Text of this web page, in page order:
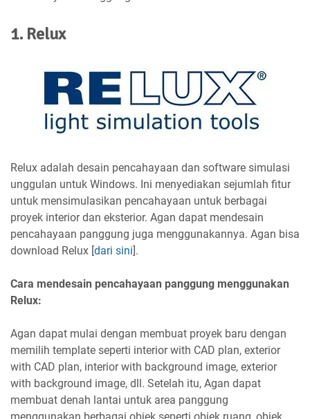
1. Relux
Relux adalah desain pencahayaan dan software simulasi
unggulan untuk Windows. Ini menyediakan sejumlah fitur
untuk mensimulasikan pencahayaan untuk berbagai
proyek interior dan eksterior. Agan dapat mendesain
pencahayaan panggung juga menggunakannya. Agan bisa
download Relux [dari sini].
Cara mendesain pencahayaan panggung menggunakan
Relux:
Agan dapat mulai dengan membuat proyek baru dengan
memilih template seperti interior with CAD plan, exterior
with CAD plan, interior with background image, exterior
with background image, dll. Setelah itu, Agan dapat
membuat denah lantai untuk area panggung